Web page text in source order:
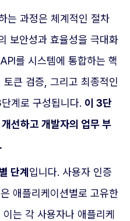
는 과정은 체계적인 절차
보안성과 효율성을 극대화
를 시스템에 통합하는 핵
큰 검증, 그리고 최종적인
계로 구성됩니다. 이 3단
선하고 개발자의 업무 부
단계 입니다. 사용자 인증
애플리케이션별로 고유한
는 각 사용자나 애플리케